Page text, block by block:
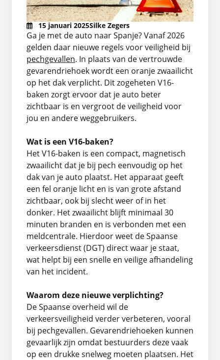
Fietsverzekering
Aanvullende verzekeringen
Alle verzekeringen
15 januari 2025Silke Zegers
Ga je met de auto naar Spanje? Vanaf 2026
gelden daar nieuwe regels voor veiligheid bij
pechgevallen. In plaats van de vertrouwde
gevarendriehoek wordt een oranje zwaailicht
op het dak verplicht. Dit zogeheten V16-
baken zorgt ervoor dat je auto beter
zichtbaar is en vergroot de veiligheid voor
jou en andere weggebruikers.
Wat is een V16-baken?
Het V16-baken is een compact, magnetisch
zwaailicht dat je bij pech eenvoudig op het
dak van je auto plaatst. Het apparaat geeft
een fel oranje licht en is van grote afstand
zichtbaar, ook bij slecht weer of in het
donker. Het zwaailicht blijft minimaal 30
minuten branden en is verbonden met een
meldcentrale. Hierdoor weet de Spaanse
verkeersdienst (DGT) direct waar je staat,
wat helpt bij een snelle en veilige afhandeling
van het incident.
Waarom deze nieuwe verplichting?
De Spaanse overheid wil de
verkeersveiligheid verder verbeteren, vooral
bij pechgevallen. Gevarendriehoeken kunnen
gevaarlijk zijn omdat bestuurders deze vaak
op een drukke snelweg moeten plaatsen. Het